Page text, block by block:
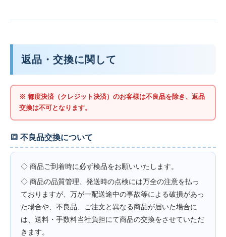
返品・交換に関して
※ 都度決済（クレジット決済）のお客様は不良品を除き、返品
交換は不可となります。
🔳 不良品交換について
◇ 商品ご到着時に必ず検品をお願いいたします。
◇ 商品の品質管理、発送時の点検には万全の注意を払っ
ておりますが、万が一配送途中の事故等による破損があっ
た場合や、不良品、ご注文と異なる商品が届いた場合に
は、送料・手数料当社負担にて商品の交換をさせていただ
きます。